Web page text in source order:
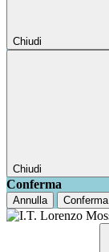
Chiudi
Chiudi
Conferma
Annulla Conferma